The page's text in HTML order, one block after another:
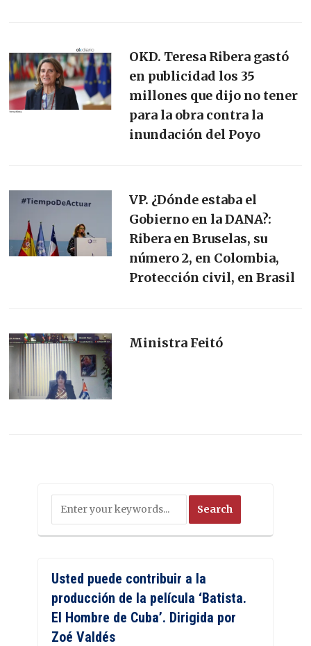
OKD. Teresa Ribera gastó
en publicidad los 35
millones que dijo no tener
para la obra contra la
inundación del Poyo
VP. ¿Dónde estaba el
Gobierno en la DANA?:
Ribera en Bruselas, su
número 2, en Colombia,
Protección civil, en Brasil
Ministra Feitó
Usted puede contribuir a la
producción de la película ‘Batista.
El Hombre de Cuba’. Dirigida por
Zoé Valdés